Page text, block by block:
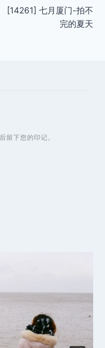
[14261] 七月厦门-拍不
完的夏天
后留下您的印记。